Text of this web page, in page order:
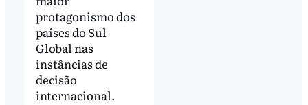
protagonismo dos
países do Sul
Global nas
instâncias de
decisão
internacional.